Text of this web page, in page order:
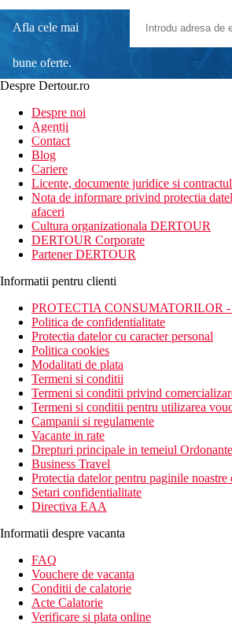
Afla cele mai
bune oferte.
newsletter!
Despre Dertour.ro
Despre noi
Agentii
Contact
Blog
Cariere
Licente, documente juridice si
Nota de informare privind protectia
afaceri
Cultura organizationala DERTOUR
DERTOUR Corporate
Partener DERTOUR
Informatii pentru clienti
PROTECTIA CONSUMATORILOR -
Politica de confidentialitate
Protectia datelor cu caracter personal
Politica cookies
Modalitati de plata
Termeni si conditii
Termeni si conditii privind
Termeni si conditii pentru utilizarea
Campanii si regulamente
Vacante in rate
Drepturi principale in temeiul
Business Travel
Protectia datelor pentru paginile noastre
Setari confidentialitate
Directiva EAA
Informatii despre vacanta
FAQ
Vouchere de vacanta
Conditii de calatorie
Acte Calatorie
Verificare si plata online